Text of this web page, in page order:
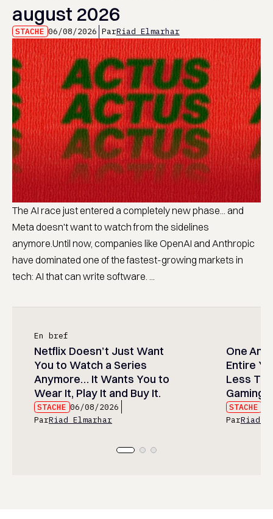
august 2026
STACHE 06/08/2026 ParRiad Elmarhar
The AI race just entered a completely new phase... and
Meta doesn't want to watch from the sidelines
anymore.Until now, companies like OpenAI and Anthropic
have dominated one of the fastest-growing markets in
tech: AI that can write software. ...
En bref
Netflix Doesn’t Just Want
You to Watch a Series
Anymore… It Wants You to
Wear It, Play It and Buy It.
STACHE 06/08/2026
ParRiad Elmarhar
One
Entire
Less
Gaming
STACHE
ParRiad